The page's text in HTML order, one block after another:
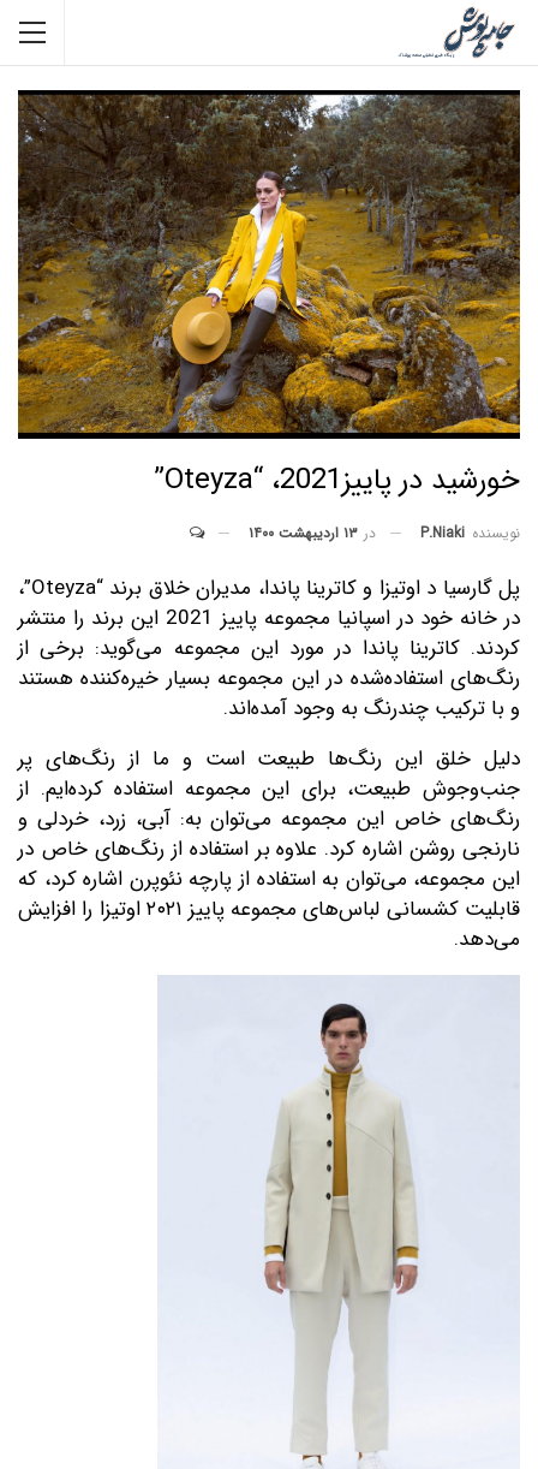
خورشید در پاییز2021، “Oteyza”
نویسنده P.niaki در ۱۳ اردیبهشت ۱۴۰۰
پل گارسیا د اوتیزا و کاترینا پاندا، مدیران خلاق برند “Oteyza”،
در خانه خود در اسپانیا مجموعه پاییز 2021 این برند را منتشر
کردند. کاترینا پاندا در مورد این مجموعه می‌گوید: برخی از
رنگ‌های استفاده‌شده در این مجموعه بسیار خیره‌کننده هستند
و با ترکیب چندرنگ به وجود آمده‌اند.
دلیل خلق این رنگ‌ها طبیعت است و ما از رنگ‌های پر
جنب‌وجوش طبیعت، برای این مجموعه استفاده کرده‌ایم. از
رنگ‌های خاص این مجموعه می‌توان به: آبی، زرد، خردلی و
نارنجی روشن اشاره کرد. علاوه بر استفاده از رنگ‌های خاص در
این مجموعه، می‌توان به استفاده از پارچه نئوپرن اشاره کرد، که
قابلیت کشسانی لباس‌های مجموعه پاییز ۲۰۲۱ اوتیزا را افزایش
می‌دهد.